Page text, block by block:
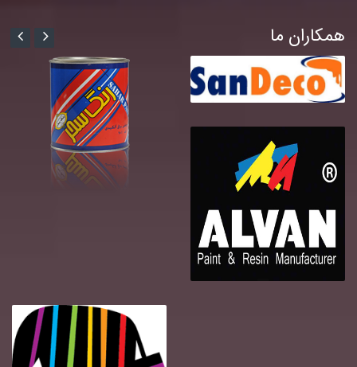
همکاران ما